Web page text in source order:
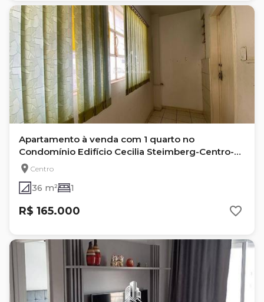
Apartamento à venda com 1 quarto no
Condomínio Edifício Cecilia Steimberg-Centro-
Campinas/SP
Centro
36 m² 1
R$ 165.000